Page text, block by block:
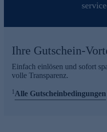
Ihre Gutschein-
Einfach einlösen und sofort
volle Transparenz.
1Alle Gutscheinbedingungen